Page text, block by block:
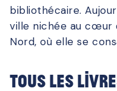
bibliothécaire.
ville nichée au cœur
Nord, où elle se
Tous les